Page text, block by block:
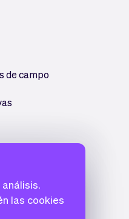
de campo
las cookies